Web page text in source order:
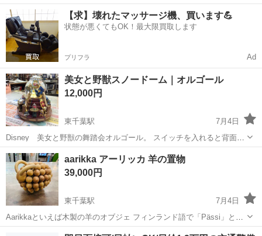
家事との両立可 高齢者向け高級住宅 KN5 *平日のみ/週2～/施設未経験
の方に優しい職場です!* 夜勤なし、残業なし!仕事もプライベートも充
実させたい...
千葉 東千葉駅 看護師
【求】壊れたマッサージ機、買います💪
状態が悪くてもOK！最大限買取します
プリフラ Ad
美女と野獣スノードーム｜オルゴール
12,000円
東千葉駅
7月4日
Disney 美女と野獣の舞踏会オルゴール。 スイッチを入れると背面の
暖炉に火が灯ります。 ♪BEAUTY AND THE BEAST が流れます♪ オル
ゴール：動作確認済 ライトアップ：動作確認済み...
千葉 千葉市 インテリア雑貨/小物
aarikka アーリッカ 羊の置物
39,000円
東千葉駅
7月4日
Aarikkaといえば木製の羊のオブジェ フィンランド語で「Pässi」と言
います。 1973年にアーリッカをスタートさせた創始者のKaija Aarikka
千葉市 東千葉駅 インテリア雑貨/小物 オブジェ